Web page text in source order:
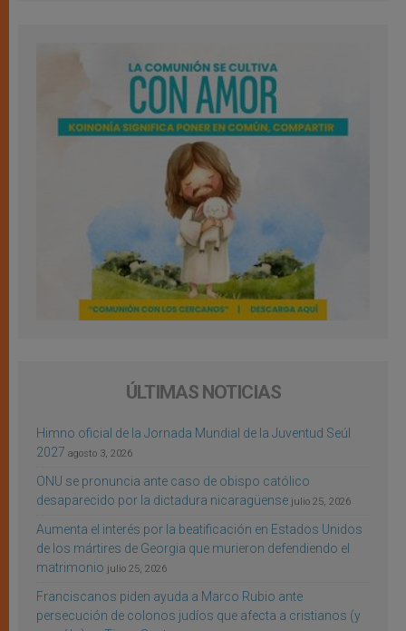
ÚLTIMAS NOTICIAS
Himno oficial de la Jornada Mundial de la Juventud Seúl
2027 agosto 3, 2026
ONU se pronuncia ante caso de obispo católico
desaparecido por la dictadura nicaragüense julio 25, 2026
Aumenta el interés por la beatificación en Estados Unidos
de los mártires de Georgia que murieron defendiendo el
matrimonio julio 25, 2026
Franciscanos piden ayuda a Marco Rubio ante
persecución de colonos judíos que afecta a cristianos (y